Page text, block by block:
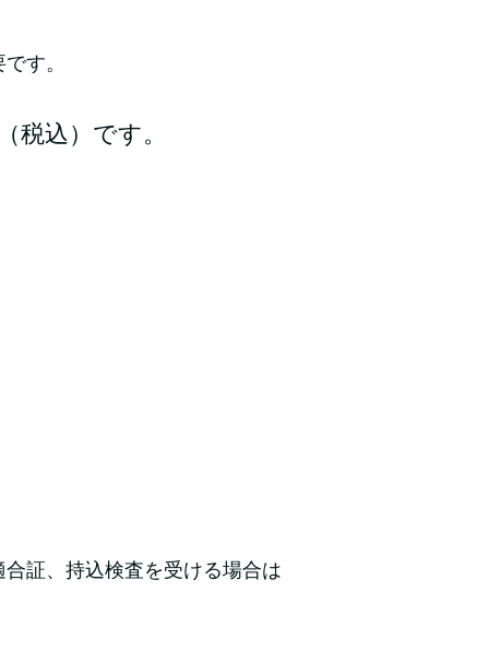
す。
税込）です。
証、持込検査を受ける場合は